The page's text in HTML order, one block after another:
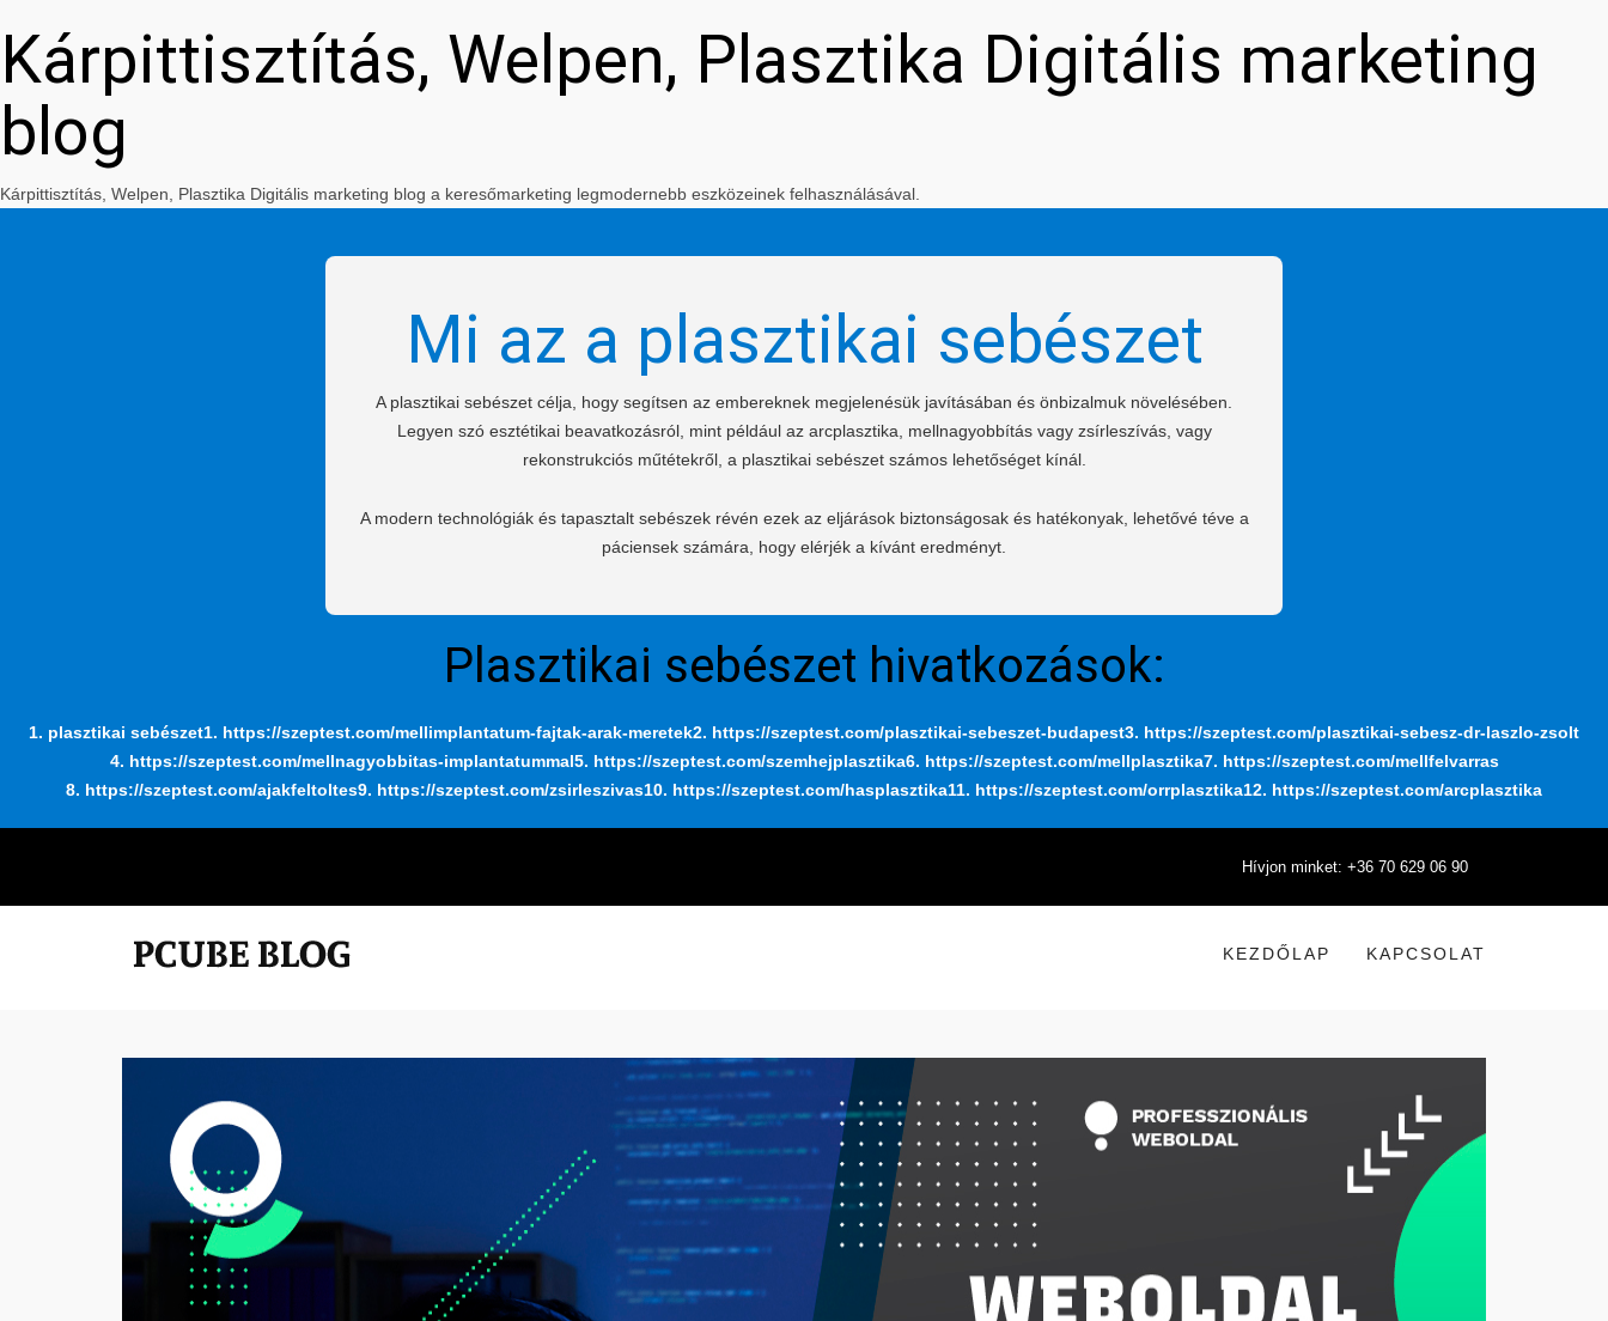
Kárpittisztítás, Welpen, Plasztika Digitális marketing
blog
Kárpittisztítás, Welpen, Plasztika Digitális marketing blog a keresőmarketing legmodernebb eszközeinek felhasználásával.
Mi az a plasztikai sebészet
A plasztikai sebészet célja, hogy segítsen az embereknek megjelenésük javításában és önbizalmuk növelésében.
Legyen szó esztétikai beavatkozásról, mint például az arcplasztika, mellnagyobbítás vagy zsírleszívás, vagy
rekonstrukciós műtétekről, a plasztikai sebészet számos lehetőséget kínál.
A modern technológiák és tapasztalt sebészek révén ezek az eljárások biztonságosak és hatékonyak, lehetővé téve a
páciensek számára, hogy elérjék a kívánt eredményt.
Plasztikai sebészet hivatkozások:
1. plasztikai sebészet1. https://szeptest.com/mellimplantatum-fajtak-arak-meretek2. https://szeptest.com/plasztikai-sebeszet-budapest3. https://szeptest.com/plasztikai-sebesz-dr-laszlo-zsolt
4. https://szeptest.com/mellnagyobbitas-implantatummal5. https://szeptest.com/szemhejplasztika6. https://szeptest.com/mellplasztika7. https://szeptest.com/mellfelvarras
8. https://szeptest.com/ajakfeltoltes9. https://szeptest.com/zsirleszivas10. https://szeptest.com/hasplasztika11. https://szeptest.com/orrplasztika12. https://szeptest.com/arcplasztika
Hívjon minket: +36 70 629 06 90
KEZDŐLAP KAPCSOLAT